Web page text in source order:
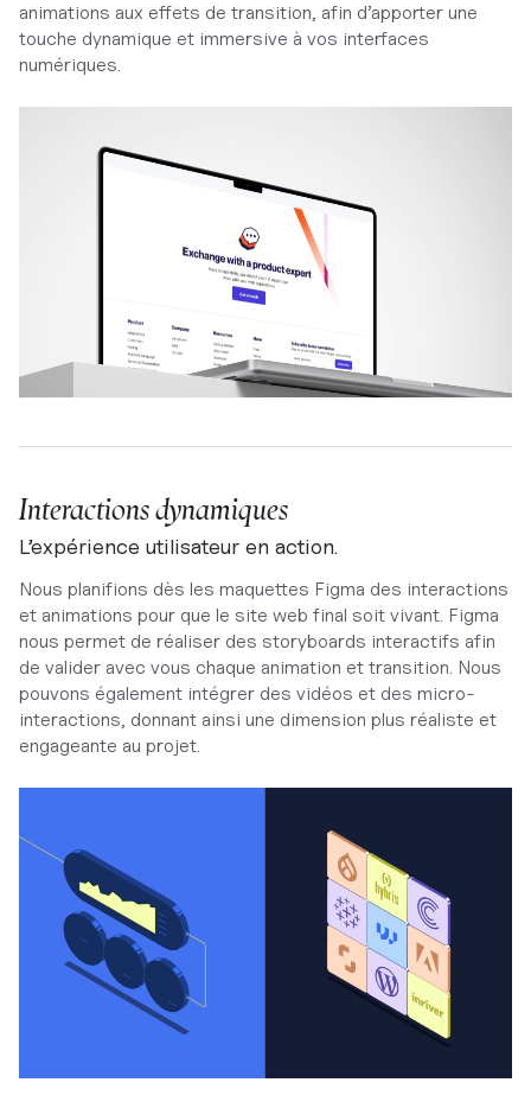
animations aux effets de transition, afin d’apporter une
touche dynamique et immersive à vos interfaces
numériques.
Interactions dynamiques
L’expérience utilisateur en action.
Nous planifions dès les maquettes Figma des interactions
et animations pour que le site web final soit vivant. Figma
nous permet de réaliser des storyboards interactifs afin
de valider avec vous chaque animation et transition. Nous
pouvons également intégrer des vidéos et des micro-
interactions, donnant ainsi une dimension plus réaliste et
engageante au projet.